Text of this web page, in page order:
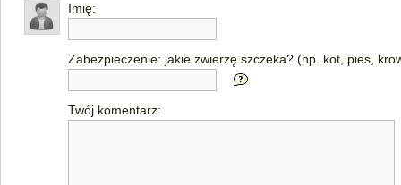
Imię:
Zabezpieczenie: jakie zwierzę szczeka? (np. kot, pies,
Twój komentarz: